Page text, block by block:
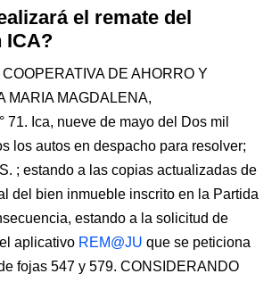
el remate del
ICA?
DE AHORRO Y
MARIA MAGDALENA,
71. Ica, nueve de mayo del Dos mil
los autos en despacho para resolver;
; estando a las copias actualizadas de
del bien inmueble inscrito en la Partida
estando a la solicitud de
aplicativo REM@JU que se peticiona
fojas 547 y 579. CONSIDERANDO